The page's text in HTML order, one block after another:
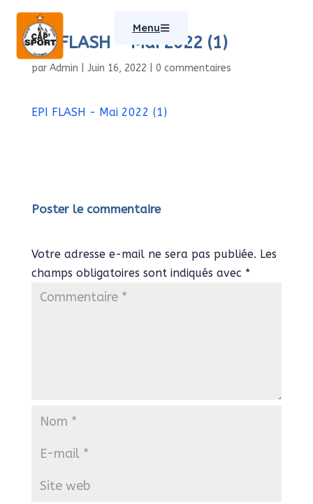
Menu
EPI FLASH – Mai 2022 (1)
par Admin Juin 16, 2022 0 commentaires
EPI FLASH - Mai 2022 (1)
Poster le commentaire
Votre adresse e-mail ne sera pas publiée. Les
champs obligatoires sont indiqués avec *